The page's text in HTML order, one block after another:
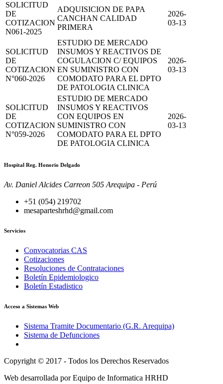
SOLICITUD
DE
COTIZACION
N061-2025
ADQUISICION DE PAPA
CANCHAN CALIDAD
PRIMERA
2026-
03-13
SOLICITUD
DE
COTIZACION
N°060-2026
ESTUDIO DE MERCADO
INSUMOS Y REACTIVOS DE
COGULACION C/ EQUIPOS
EN SUMINISTRO CON
COMODATO PARA EL DPTO
DE PATOLOGIA CLINICA
2026-
03-13
SOLICITUD
DE
COTIZACION
N°059-2026
ESTUDIO DE MERCADO
INSUMOS Y REACTIVOS
CON EQUIPOS EN
SUMINISTRO CON
COMODATO PARA EL DPTO
DE PATOLOGIA CLINICA
2026-
03-13
Hospital Reg. Honorio Delgado
Av. Daniel Alcides Carreon 505 Arequipa - Perú
+51 (054) 219702
mesaparteshrhd@gmail.com
Servicios
Convocatorias CAS
Cotizaciones
Resoluciones de Contrataciones
Boletín Epidemiologico
Boletín Estadistico
Acceso a Sistemas Web
Sistema Tramite Documentario (G.R. Arequipa)
Sistema de Defunciones
Copyright © 2017 - Todos los Derechos Reservados
Web desarrollada por Equipo de Informatica HRHD